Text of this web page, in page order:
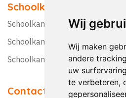
Wij
Wij maken
andere
uw
te verbeteren,
Schoolkampen
Schoolkamp Nederland
Schoolkamp België
Schoolkamptips
Contact